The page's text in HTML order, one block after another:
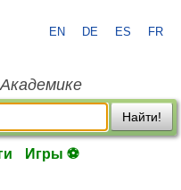
EN DE ES FR
Найти!
Игры ⚽